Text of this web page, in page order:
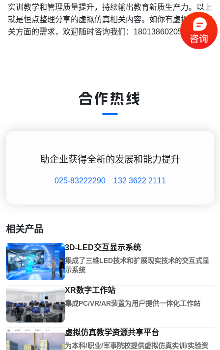
实训教学和管理质量提升，持续输出教育新质生产力。以上
就是恒点整理分享的虚拟仿真相关内容。如你有虚拟仿真相
关方面的需求，欢迎随时咨询我们：18013860205。
合作热线
助企业获得全新的发展和能力提升
025-83222290 132 3622 2111
相关产品
3D-LED交互显示系统
集成了三维LED技术和扩展现实技术的交互式显
示系统
XR数字工作站
集成PC/VR/AR装置为用户提供一体化工作站
虚拟仿真教学资源共享平台
为本科/职业/军事院校提供虚拟仿真实训/实验资